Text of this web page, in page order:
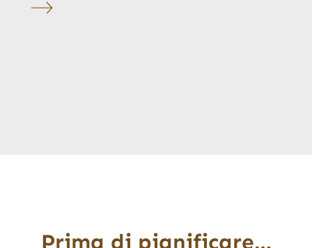
Prima di pianificare…